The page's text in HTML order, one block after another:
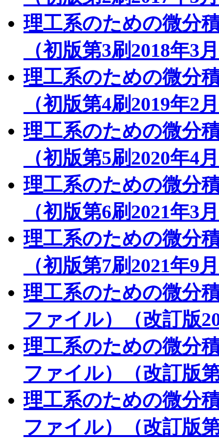
理工系のための微分
（初版第3刷2018年3
理工系のための微分
（初版第4刷2019年2
理工系のための微分
（初版第5刷2020年4
理工系のための微分
（初版第6刷2021年3
理工系のための微分
（初版第7刷2021年9
理工系のための微分
ファイル）（改訂版
理工系のための微分
ファイル）（改訂版
理工系のための微分
ファイル）（改訂版